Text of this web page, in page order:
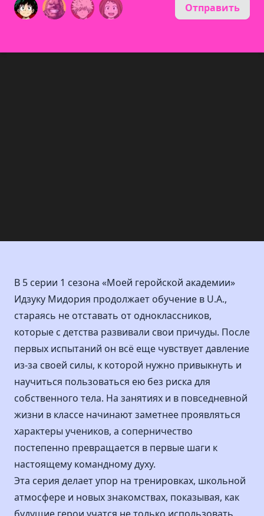
Отправить
В 5 серии 1 сезона «Моей геройской академии»
Идзуку Мидория продолжает обучение в U.A.,
стараясь не отставать от одноклассников,
которые с детства развивали свои причуды. После
первых испытаний он всё еще чувствует давление
из-за своей силы, к которой нужно привыкнуть и
научиться пользоваться ею без риска для
собственного тела. На занятиях и в повседневной
жизни в классе начинают заметнее проявляться
характеры учеников, а соперничество
постепенно превращается в первые шаги к
настоящему командному духу.
Эта серия делает упор на тренировках, школьной
атмосфере и новых знакомствах, показывая, как